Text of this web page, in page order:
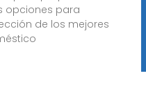
opciones para
de los mejores